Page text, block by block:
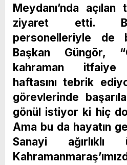
Meydanı’nda açılan
ziyaret etti.
personelleriyle de
Başkan Güngör,
kahraman itfaiye
haftasını tebrik
görevlerinde
gönül istiyor ki hiç
Ama bu da hayatın
Sanayi ağırlıklı